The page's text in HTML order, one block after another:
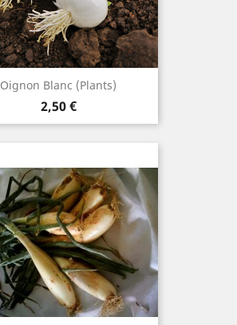
Oignon Blanc (plants)
Prix
2,50 €